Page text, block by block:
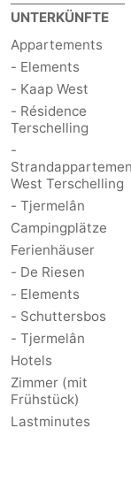
UNTERKÜNFTE
Appartements
- Elements
- Kaap West
- Résidence
Terschelling
-
West Terschelling
- Tjermelân
Campingplätze
Ferienhäuser
- De Riesen
- Elements
- Schuttersbos
- Tjermelân
Hotels
Zimmer (mit
Frühstück)
Lastminutes